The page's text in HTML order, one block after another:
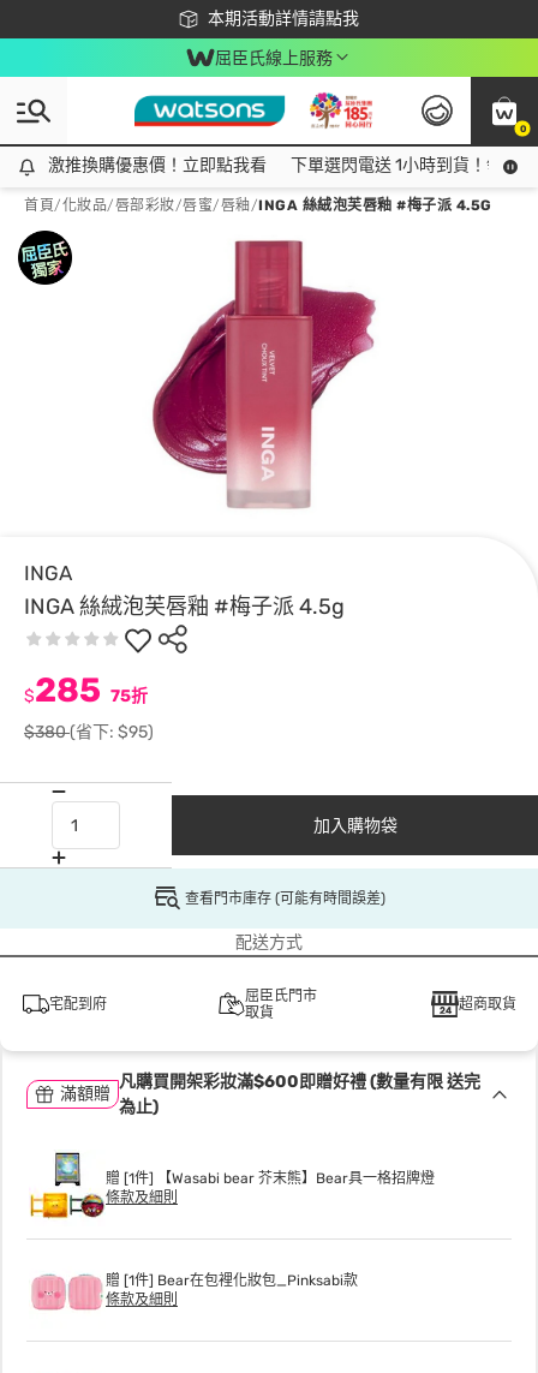
本期活動詳情請點我
下載app最高回饋$350
屈臣氏線上服務
0
激推換購優惠價！立即點我看
激推換購優惠價！立即點我看 下單選閃電送 1小時到貨！領神
首頁/化妝品/唇部彩妝/唇蜜/唇釉/INGA 絲絨泡芙唇釉 #梅子派 4.5G
INGA
INGA 絲絨泡芙唇釉 #梅子派 4.5g
$285 75折
$380(省下: $95)
加入購物袋
查看門市庫存 (可能有時間誤差)
配送方式
宅配到府
屈臣氏門市
取貨
超商取貨
滿額贈
凡購買開架彩妝滿$600即贈好禮 (數量有限 送完
為止)
贈 [1件] 【Wasabi bear 芥末熊】Bear具一格招牌燈
條款及細則
贈 [1件] Bear在包裡化妝包_Pinksabi款
條款及細則